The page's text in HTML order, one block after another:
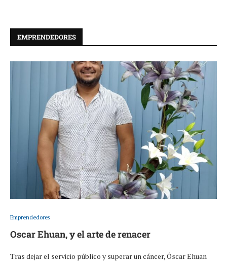
EMPRENDEDORES
Emprendedores
Oscar Ehuan, y el arte de renacer
Tras dejar el servicio público y superar un cáncer, Óscar Ehuan